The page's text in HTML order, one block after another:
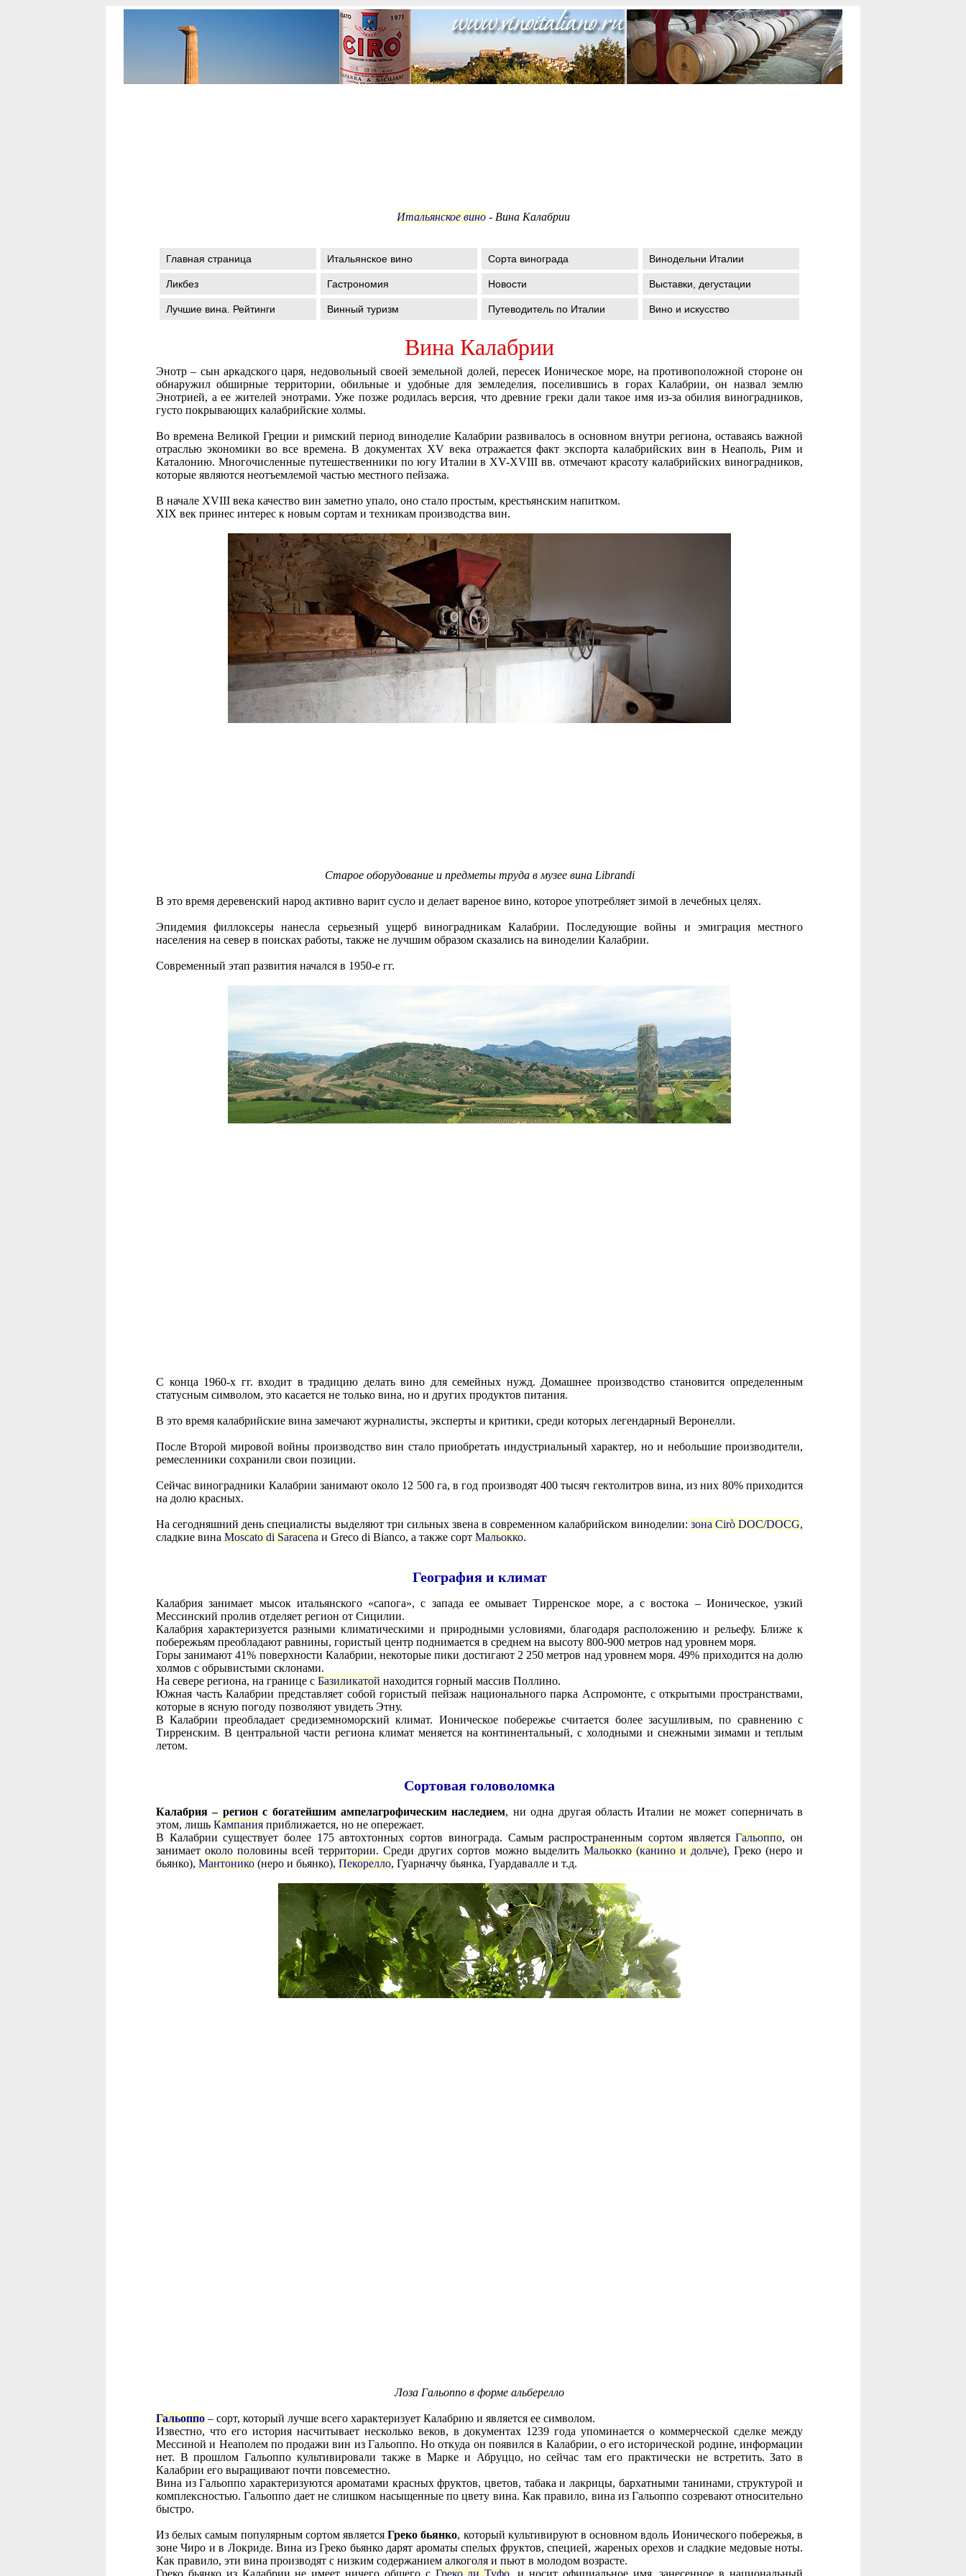
Итальянское вино- Вина Калабрии
Главная страница Итальянское вино Сорта винограда Винодельни Италии
Ликбез Гастрономия Новости Выставки, дегустации
Лучшие вина. Рейтинги Винный туризм Путеводитель по Италии Вино и искусство
Вина Калабрии
Энотр – сын аркадского царя, недовольный своей земельной долей, пересек Ионическое море, на противоположной стороне он
обнаружил обширные территории, обильные и удобные для земледелия, поселившись в горах Калабрии, он назвал землю
Энотрией, а ее жителей энотрами. Уже позже родилась версия, что древние греки дали такое имя из-за обилия виноградников,
густо покрывающих калабрийские холмы.
Во времена Великой Греции и римский период виноделие Калабрии развивалось в основном внутри региона, оставаясь важной
отраслью экономики во все времена. В документах XV века отражается факт экспорта калабрийских вин в Неаполь, Рим и
Каталонию. Многочисленные путешественники по югу Италии в XV-XVIII вв. отмечают красоту калабрийских виноградников,
которые являются неотъемлемой частью местного пейзажа.
В начале XVIII века качество вин заметно упало, оно стало простым, крестьянским напитком.
XIX век принес интерес к новым сортам и техникам производства вин.
Старое оборудование и предметы труда в музее вина Librandi
В это время деревенский народ активно варит сусло и делает вареное вино, которое употребляет зимой в лечебных целях.
Эпидемия филлоксеры нанесла серьезный ущерб виноградникам Калабрии. Последующие войны и эмиграция местного
населения на север в поисках работы, также не лучшим образом сказались на виноделии Калабрии.
Современный этап развития начался в 1950-е гг.
С конца 1960-х гг. входит в традицию делать вино для семейных нужд. Домашнее производство становится определенным
статусным символом, это касается не только вина, но и других продуктов питания.
В это время калабрийские вина замечают журналисты, эксперты и критики, среди которых легендарный Веронелли.
После Второй мировой войны производство вин стало приобретать индустриальный характер, но и небольшие производители,
ремесленники сохранили свои позиции.
Сейчас виноградники Калабрии занимают около 12 500 га, в год производят 400 тысяч гектолитров вина, из них 80% приходится
на долю красных.
На сегодняшний день специалисты выделяют три сильных звена в современном калабрийском виноделии: зона Cirò DOC/DOCG,
сладкие вина Moscato di Saracena и Greco di Bianco, а также сорт Мальокко.
География и климат
Калабрия занимает мысок итальянского «сапога», с запада ее омывает Тирренское море, а с востока – Ионическое, узкий
Мессинский пролив отделяет регион от Сицилии.
Калабрия характеризуется разными климатическими и природными условиями, благодаря расположению и рельефу. Ближе к
побережьям преобладают равнины, гористый центр поднимается в среднем на высоту 800-900 метров над уровнем моря.
Горы занимают 41% поверхности Калабрии, некоторые пики достигают 2 250 метров над уровнем моря. 49% приходится на долю
холмов с обрывистыми склонами.
На севере региона, на границе с Базиликатой находится горный массив Поллино.
Южная часть Калабрии представляет собой гористый пейзаж национального парка Аспромонте, с открытыми пространствами,
которые в ясную погоду позволяют увидеть Этну.
В Калабрии преобладает средиземноморский климат. Ионическое побережье считается более засушливым, по сравнению с
Тирренским. В центральной части региона климат меняется на континентальный, с холодными и снежными зимами и теплым
летом.
Сортовая головоломка
Калабрия – регион с богатейшим ампелагрофическим наследием, ни одна другая область Италии не может соперничать в
этом, лишь Кампания приближается, но не опережает.
В Калабрии существует более 175 автохтонных сортов винограда. Самым распространенным сортом являетсяГальоппо, он
занимает около половины всей территории. Среди других сортов можно выделить Мальокко (канино и дольче), Греко (неро и
бьянко), Мантонико (неро и бьянко), Пекорелло, Гуарначчу бьянка, Гуардавалле и т.д.
Лоза Гальоппо в форме альберелло
Гальоппо – сорт, который лучше всего характеризует Калабрию и является ее символом.
Известно, что его история насчитывает несколько веков, в документах 1239 года упоминается о коммерческой сделке между
Мессиной и Неаполем по продажи вин из Гальоппо. Но откуда он появился в Калабрии, о его исторической родине, информации
нет. В прошлом Гальоппо культивировали также в Марке и Абруццо, но сейчас там его практически не встретить. Зато в
Калабрии его выращивают почти повсеместно.
Вина из Гальоппо характеризуются ароматами красных фруктов, цветов, табака и лакрицы, бархатными танинами, структурой и
комплексностью. Гальоппо дает не слишком насыщенные по цвету вина. Как правило, вина из Гальоппо созревают относительно
быстро.
Из белых самым популярным сортом являетсяГреко бьянко, который культивируют в основном вдоль Ионического побережья, в
зоне Чиро и в Локриде. Вина из Греко бьянко дарят ароматы спелых фруктов, специей, жареных орехов и сладкие медовые ноты.
Как правило, эти вина производят с низким содержанием алкоголя и пьют в молодом возрасте.